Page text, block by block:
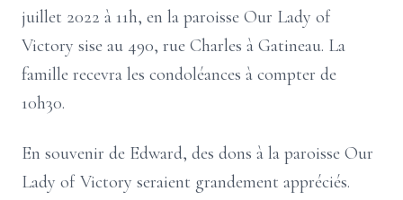
juillet 2022 à 11h, en la paroisse Our Lady of
Victory sise au 490, rue Charles à Gatineau. La
famille recevra les condoléances à compter de
10h30.
En souvenir de Edward, des dons à la paroisse Our
Lady of Victory seraient grandement appréciés.